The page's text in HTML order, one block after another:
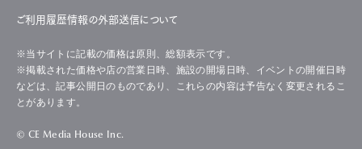
ご利用履歴情報の外部送信について
※当サイトに記載の価格は原則、総額表示です。
※掲載された価格や店の営業日時、施設の開場日時、イベントの開催日時
などは、記事公開日のものであり、これらの内容は予告なく変更されるこ
とがあります。
© CE Media House Inc.